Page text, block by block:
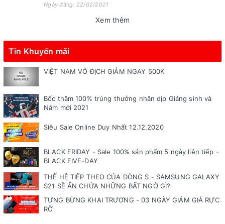
Ngày đăng: 22/02/2021
Xem thêm
Tin Khuyến mãi
VIỆT NAM VÔ ĐỊCH GIẢM NGAY 500K
Bốc thăm 100% trúng thưởng nhân dịp Giáng sinh và
Năm mới 2021
Siêu Sale Online Duy Nhất 12.12.2020
BLACK FRIDAY - Sale 100% sản phẩm 5 ngày liên tiếp -
BLACK FIVE-DAY
THẾ HỆ TIẾP THEO CỦA DÒNG S - SAMSUNG GALAXY
S21 SẼ ẨN CHỨA NHỮNG BẤT NGỜ GÌ?
TƯNG BỪNG KHAI TRƯƠNG - 03 NGÀY GIẢM GIÁ RỰC
RỠ